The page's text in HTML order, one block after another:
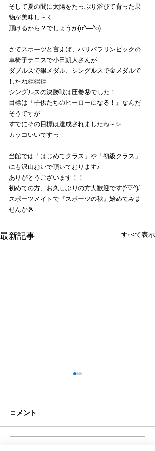
そして夏の間に太陽をたっぷり浴びて育った果
物が美味し～く
頂けるから？でしょうか(o^―^o)
さてスポーツと言えば、パリパラリンピックの
車椅子テニスで小田凱人さんが
ダブルスで銀メダル、シングルスで金メダルで
したね👏👏👏
シングルスの決勝戦は圧巻😝でした！
目標は『子供たちのヒーローになる！』なんだ
そうですが
すでにその目標は達成されましたね～✨
カッコいいですっ！
当館では「はじめてクラス」や「初級クラス」
にも沢山おいで頂いております♪
ありがとうございます！！
初めての方、お久しぶりの方大歓迎です(^▽^)/
スポーツメイトで『スポーツの秋』始めてみま
せんか🎾
最新記事 すべて表示
クラブチーム
コメント